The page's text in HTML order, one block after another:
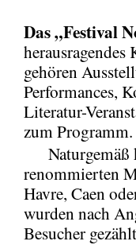
Das„Festival
gehören
Performances,
Literatur-
zum Programm.
Naturgemäß
renommierten
Havre, Caen
wurden nach
Besucher